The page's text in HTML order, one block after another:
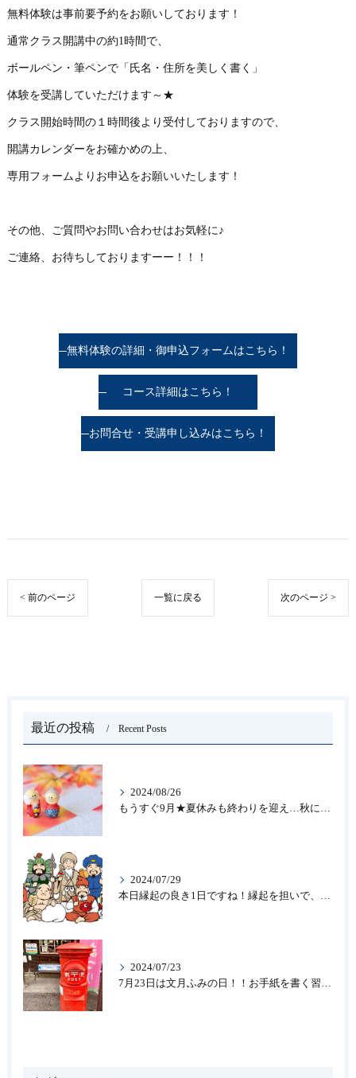
無料体験は事前要予約をお願いしております！
通常クラス開講中の約1時間で、
ボールペン・筆ペンで「氏名・住所を美しく書く」
体験を受講していただけます～★
クラス開始時間の１時間後より受付しておりますので、
開講カレンダーをお確かめの上、
専用フォームよりお申込をお願いいたします！
その他、ご質問やお問い合わせはお気軽に♪
ご連絡、お待ちしておりますーー！！！
無料体験の詳細・御申込フォームはこちら！
コース詳細はこちら！
お問合せ・受講申し込みはこちら！
< 前のページ 一覧に戻る 次のページ >
最近の投稿 Recent Posts
2024/08/26
もうすぐ9月★夏休みも終わりを迎え…秋になったら新しいことを始めよう♪大人の趣味に書道なら青霄書法会へ！
2024/07/29
本日縁起の良き1日ですね！縁起を担いで、新しいことをはじめる♪大人の趣味に書道なら「青霄書法会」
2024/07/23
7月23日は文月ふみの日！！お手紙を書く習慣を…★書道のお稽古なら大阪の書道教室「青霄書法会」